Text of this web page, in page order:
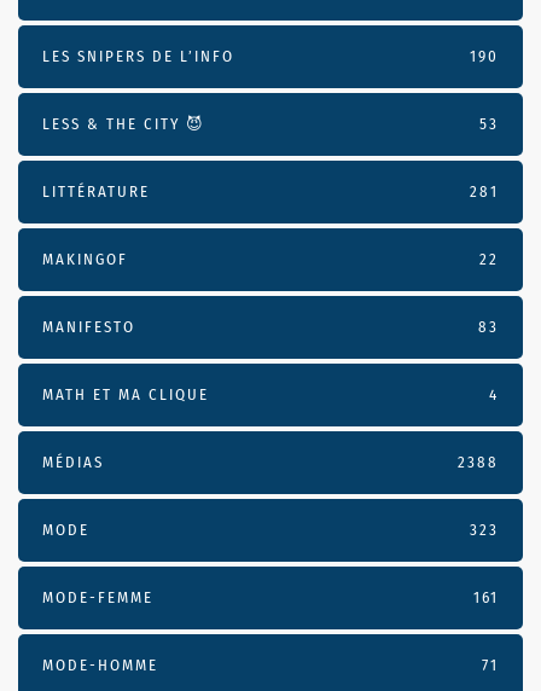
LES SNIPERS DE L’INFO 190
LESS & THE CITY 😈 53
LITTÉRATURE 281
MAKINGOF 22
MANIFESTO 83
MATH ET MA CLIQUE 4
MÉDIAS 2388
MODE 323
MODE-FEMME 161
MODE-HOMME 71